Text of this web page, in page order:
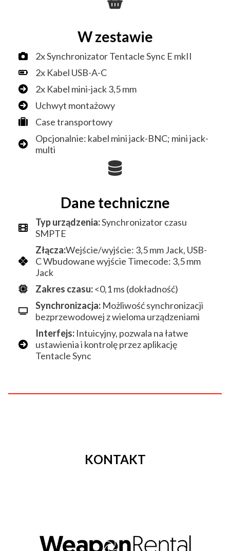
W zestawie
2x Synchronizator Tentacle Sync E mkII
2x Kabel USB-A-C
2x Kabel mini-jack 3,5 mm
Uchwyt montażowy
Case transportowy
Opcjonalnie: kabel mini jack-BNC; mini jack-
multi
Dane techniczne
Typ urządzenia:Synchronizator czasu
SMPTE
Złącza:Wejście/wyjście: 3,5 mm Jack, USB-
C Wbudowane wyjście Timecode: 3,5 mm
Jack
Zakres czasu:<0,1 ms (dokładność)
Synchronizacja: Możliwość synchronizacji
bezprzewodowej z wieloma urządzeniami
Interfejs: Intuicyjny, pozwala na łatwe
ustawienia i kontrolę przez aplikację
Tentacle Sync
KONTAKT